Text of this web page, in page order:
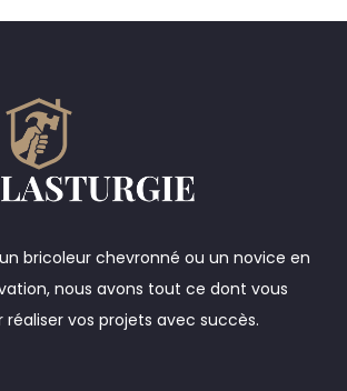
bricoleur chevronné ou un novice en
nous avons tout ce dont vous
réaliser vos projets avec succès.